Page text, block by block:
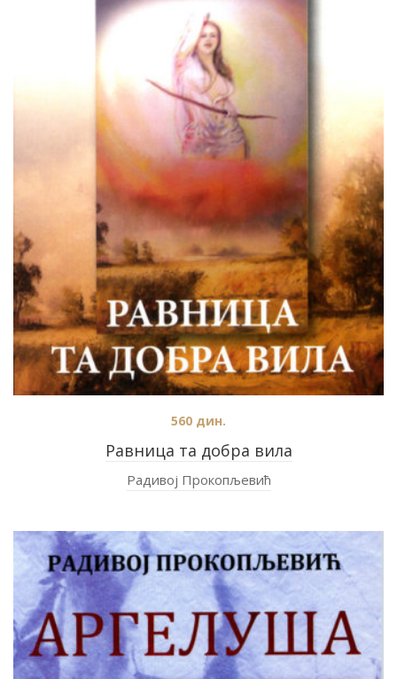
Равница та добра вила
560 дин.
Радивој Прокопљевић